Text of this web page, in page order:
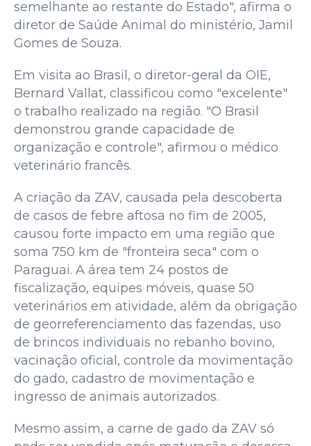
semelhante ao restante do Estado", afirma o
diretor de Saúde Animal do ministério, Jamil
Gomes de Souza.
Em visita ao Brasil, o diretor-geral da OIE,
Bernard Vallat, classificou como "excelente"
o trabalho realizado na região. "O Brasil
demonstrou grande capacidade de
organização e controle", afirmou o médico
veterinário francês.
A criação da ZAV, causada pela descoberta
de casos de febre aftosa no fim de 2005,
causou forte impacto em uma região que
soma 750 km de "fronteira seca" com o
Paraguai. A área tem 24 postos de
fiscalização, equipes móveis, quase 50
veterinários em atividade, além da obrigação
de georreferenciamento das fazendas, uso
de brincos individuais no rebanho bovino,
vacinação oficial, controle da movimentação
do gado, cadastro de movimentação e
ingresso de animais autorizados.
Mesmo assim, a carne de gado da ZAV só